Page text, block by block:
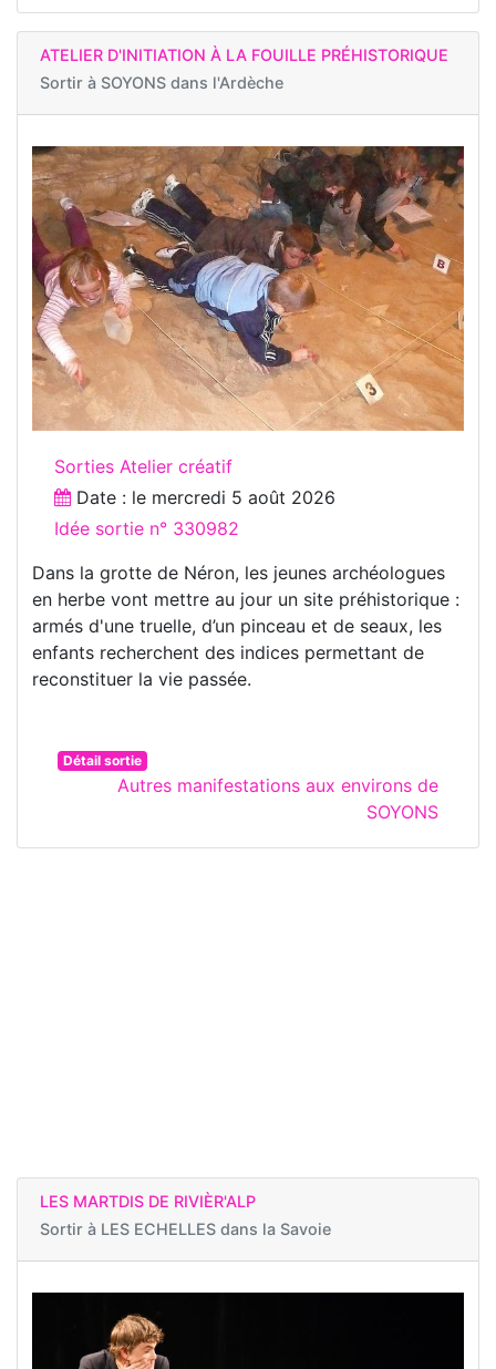
ATELIER D'INITIATION À LA FOUILLE PRÉHISTORIQUE
Sortir à SOYONS dans l'Ardèche
Sorties Atelier créatif
Date : le mercredi 5 août 2026
Idée sortie n° 330982
Dans la grotte de Néron, les jeunes archéologues
en herbe vont mettre au jour un site préhistorique :
armés d'une truelle, d’un pinceau et de seaux, les
enfants recherchent des indices permettant de
reconstituer la vie passée.
Détail sortie
Autres manifestations aux environs de
SOYONS
LES MARTDIS DE RIVIÈR'ALP
Sortir à LES ECHELLES dans la Savoie